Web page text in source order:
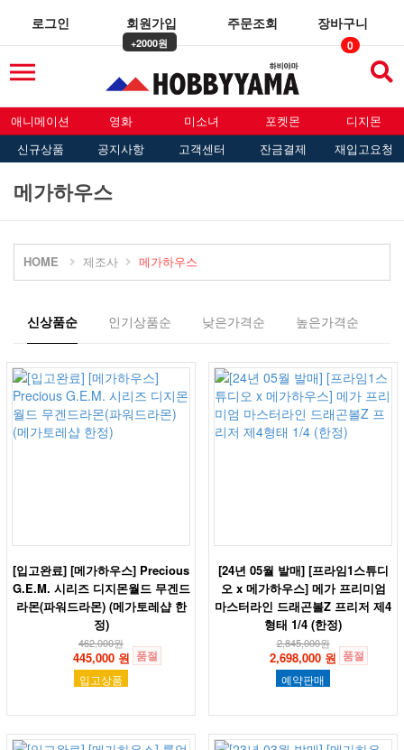
로그인 회원가입
+2000원
주문조회 장바구니
0
애니메이션 영화 미소녀 포켓몬
디지몬
신규상품
공지사항 고객센터 잔금결제 재입고요청
메가하우스
HOME 제조사 메가하우스
신상품순 인기상품순 낮은가격순 높은가격순
[입고완료] [메가하우스] Precious
G.E.M. 시리즈 디지몬월드 무겐드
라몬(파워드라몬) (메가토레샵 한
정)
462,000원
445,000 원 품절
입고상품
[24년 05월 발매] [프라임1스튜디
오 x 메가하우스] 메가 프리미엄
마스터라인 드래곤볼Z 프리저 제4
형태 1/4 (한정)
2,845,000원
2,698,000 원 품절
예약판매